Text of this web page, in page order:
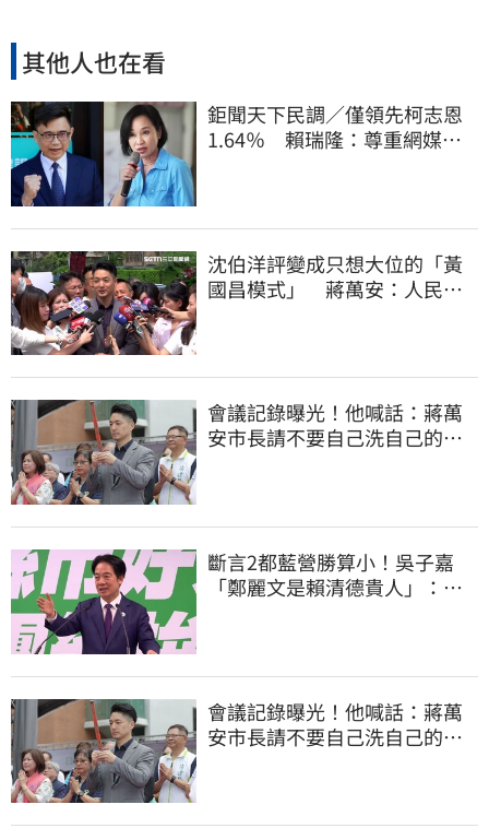
其他人也在看
鉅聞天下民調／僅領先柯志恩
1.64％ 賴瑞隆：尊重網媒特
沈伯洋評變成只想大位的「黃
國昌模式」 蔣萬安：人民受
會議記錄曝光！他喊話：蔣萬
安市長請不要自己洗自己的記
斷言2都藍營勝算小！吳子嘉
「鄭麗文是賴清德貴人」：保
會議記錄曝光！他喊話：蔣萬
安市長請不要自己洗自己的記